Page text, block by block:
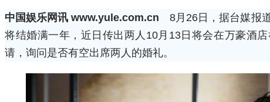
中国娱乐网讯 www.yule.com.cn 8月26日，据台媒报
将结婚满一年，近日传出两人10月13日将会在万豪酒
请，询问是否有空出席两人的婚礼。